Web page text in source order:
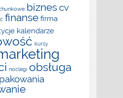
biznescv
finanse firma
kalendarze
kursy
noclegi obsługa